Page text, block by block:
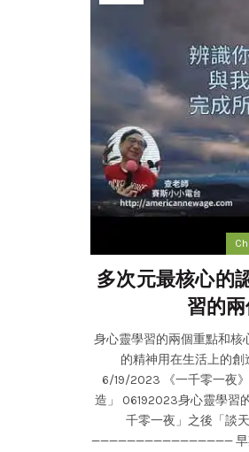
多次元最核心的
習的
身心靈學習的兩個重點和核
的精神用在生活上的
6/19/2023 《一千零一夜
造」 06192023身心靈學習
千零一夜」之後「談
———————————————— 早期